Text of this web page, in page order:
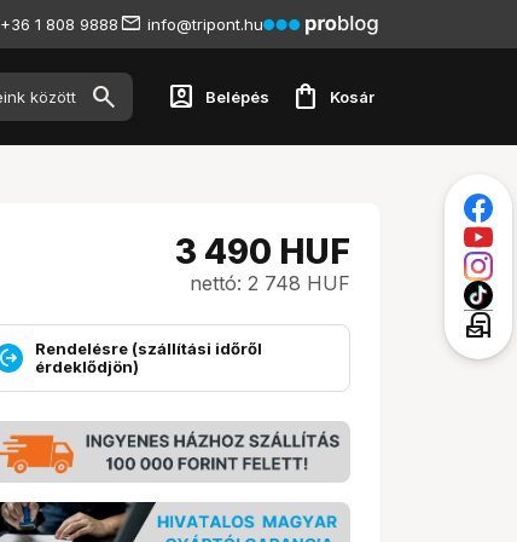
+36 1 808 9888 info@tripont.hu
account_box Belépés shopping_bag Kosár
3 490 HUF
nettó: 2 748 HUF
Rendelésre (szállítási időről
érdeklődjön)
local_post_office